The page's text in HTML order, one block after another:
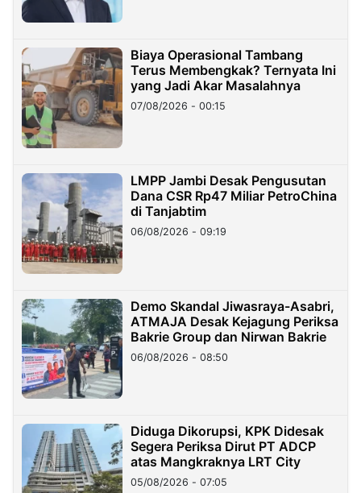
Biaya Operasional Tambang
Terus Membengkak? Ternyata Ini
yang Jadi Akar Masalahnya
07/08/2026 - 00:15
LMPP Jambi Desak Pengusutan
Dana CSR Rp47 Miliar PetroChina
di Tanjabtim
06/08/2026 - 09:19
Demo Skandal Jiwasraya-Asabri,
ATMAJA Desak Kejagung Periksa
Bakrie Group dan Nirwan Bakrie
06/08/2026 - 08:50
Diduga Dikorupsi, KPK Didesak
Segera Periksa Dirut PT ADCP
atas Mangkraknya LRT City
05/08/2026 - 07:05